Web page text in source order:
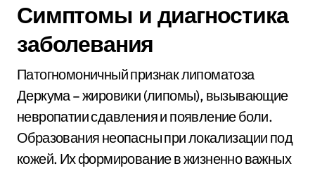
Симптомы и диагностика
заболевания
Патогномоничный признак липоматоза
Деркума – жировики (липомы), вызывающие
невропатии сдавления и появление боли.
Образования неопасны при локализации под
кожей. Их формирование в жизненно важных